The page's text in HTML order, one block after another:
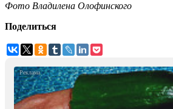
Фото Владилена Олофинского
Поделиться